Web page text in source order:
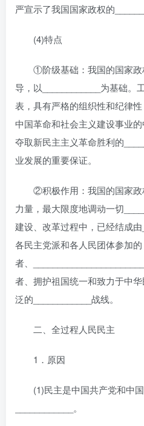
严宣示了我国国家政权的
(4)特点
①阶级基础：我国的国家政
导，以____________为基础。
表，具有严格的组织性和纪律
中国革命和社会主义建设事业
夺取新民主主义革命胜利的
业发展的重要保证。
②积极作用：我国的国家
力量，最大限度地调动一切
建设、改革过程中，已经结成
各民主党派和各人民团体参加
者、
者、拥护祖国统一和致力于中
泛的____________战线。
二、全过程人民民主
1．原因
(1)民主是中国共产党和中
____________。